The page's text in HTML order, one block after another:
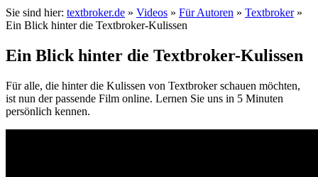
Sie sind hier: textbroker.de » Videos » Für Autoren » Textbroker»
Ein Blick hinter die Textbroker-Kulissen
Ein Blick hinter die Textbroker-Kulissen
Für alle, die hinter die Kulissen von Textbroker schauen möchten,
ist nun der passende Film online. Lernen Sie uns in 5 Minuten
persönlich kennen.